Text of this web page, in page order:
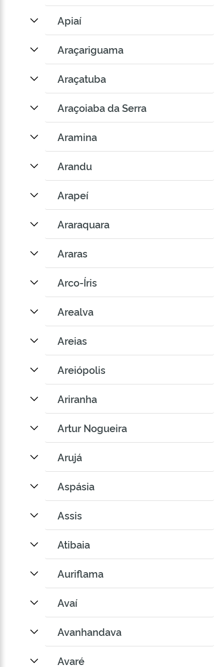
Apiaí
Araçariguama
Araçatuba
Araçoiaba da Serra
Aramina
Arandu
Arapeí
Araraquara
Araras
Arco-Íris
Arealva
Areias
Areiópolis
Ariranha
Artur Nogueira
Arujá
Aspásia
Assis
Atibaia
Auriflama
Avaí
Avanhandava
Avaré